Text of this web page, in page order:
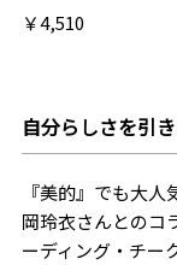
￥4,510
自分らしさを引
『美的』でも大
岡玲衣さんとのコ
ーディング・チー